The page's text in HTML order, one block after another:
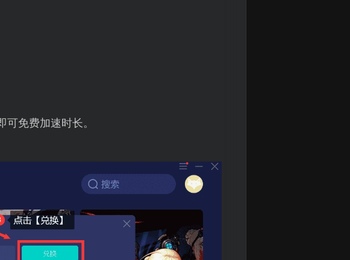
免费加速时长。